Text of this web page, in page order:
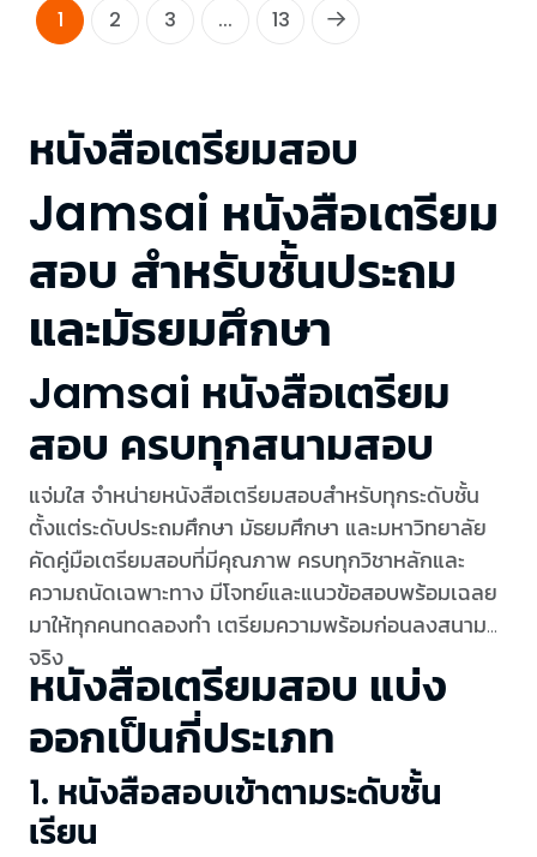
1 2 3 ... 13
หนังสือเตรียมสอบ
Jamsai หนังสือเตรียม
สอบ สำหรับชั้นประถม
และมัธยมศึกษา
Jamsai หนังสือเตรียม
สอบ ครบทุกสนามสอบ
แจ่มใส จำหน่ายหนังสือเตรียมสอบสำหรับทุกระดับชั้น
ตั้งแต่ระดับประถมศึกษา มัธยมศึกษา และมหาวิทยาลัย
คัดคู่มือเตรียมสอบที่มีคุณภาพ ครบทุกวิชาหลักและ
ความถนัดเฉพาะทาง มีโจทย์และแนวข้อสอบพร้อมเฉลย
มาให้ทุกคนทดลองทำ เตรียมความพร้อมก่อนลงสนาม
จริง
หนังสือเตรียมสอบ แบ่ง
ออกเป็นกี่ประเภท
1. หนังสือสอบเข้าตามระดับชั้น
เรียน